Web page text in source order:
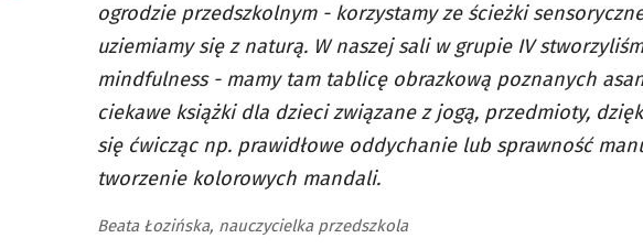
ogrodzie przedszkolnym - korzystamy ze ścieżki
uziemiamy się z naturą. W naszej sali w grupie IV
mindfulness - mamy tam tablicę obrazkową poznanych
ciekawe książki dla dzieci związane z jogą, przedmioty,
się ćwicząc np. prawidłowe oddychanie lub sprawność
tworzenie kolorowych mandali.
Beata Łozińska, nauczycielka przedszkola